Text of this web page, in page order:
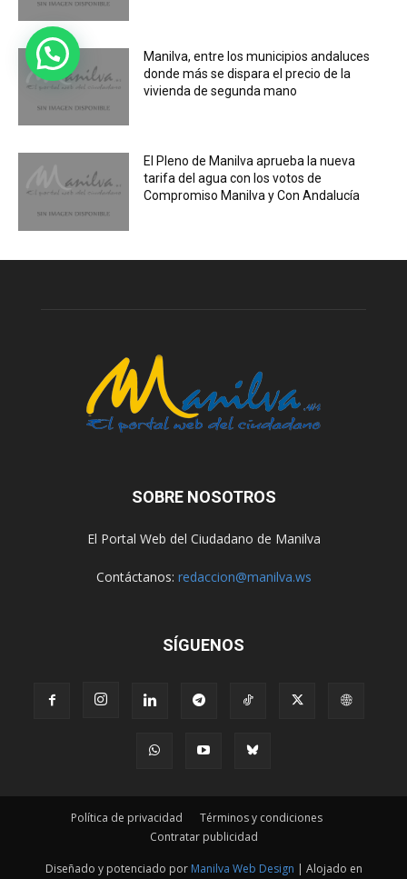
Manilva, entre los municipios andaluces
donde más se dispara el precio de la
vivienda de segunda mano
El Pleno de Manilva aprueba la nueva
tarifa del agua con los votos de
Compromiso Manilva y Con Andalucía
SOBRE NOSOTROS
El Portal Web del Ciudadano de Manilva
Contáctanos: redaccion@manilva.ws
SÍGUENOS
Política de privacidad
Términos y condiciones
Contratar publicidad
Diseñado y potenciado por Manilva Web Design | Alojado en